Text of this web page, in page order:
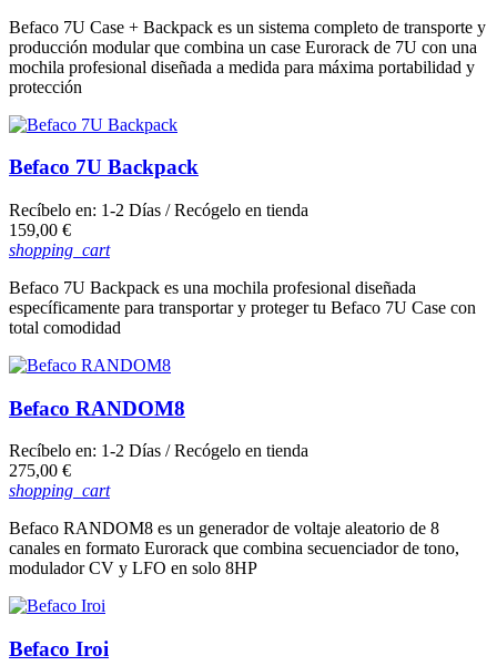
Befaco 7U Case + Backpack es un sistema completo de transporte y
producción modular que combina un case Eurorack de 7U con una
mochila profesional diseñada a medida para máxima portabilidad y
protección
Befaco 7U Backpack
Recíbelo en: 1-2 Días / Recógelo en tienda
Precio
159,00 €
shopping_cart
Befaco 7U Backpack es una mochila profesional diseñada
específicamente para transportar y proteger tu Befaco 7U Case con
total comodidad
Befaco RANDOM8
Recíbelo en: 1-2 Días / Recógelo en tienda
Precio
275,00 €
shopping_cart
Befaco RANDOM8 es un generador de voltaje aleatorio de 8
canales en formato Eurorack que combina secuenciador de tono,
modulador CV y LFO en solo 8HP
Befaco Iroi